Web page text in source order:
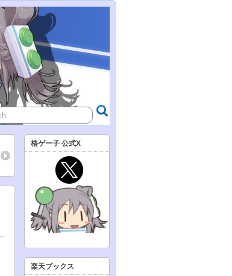
格ゲー子 公式X
楽天ブックス